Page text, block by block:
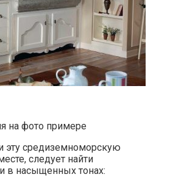
эту средиземноморскую
следует найти
в насыщенных тонах: